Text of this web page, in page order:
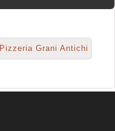
Pizzeria Grani Antichi